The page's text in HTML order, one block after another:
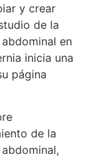
y crear
de la
en
inicia una
página
de la